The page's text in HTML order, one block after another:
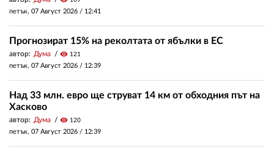
петък, 07 Август 2026 / 12:41
Прогнозират 15% на реколтата от ябълки в ЕС
автор: Дума visibility 121
петък, 07 Август 2026 / 12:39
Над 33 млн. евро ще струват 14 км от обходния път на
Хасково
автор: Дума visibility 120
петък, 07 Август 2026 / 12:39